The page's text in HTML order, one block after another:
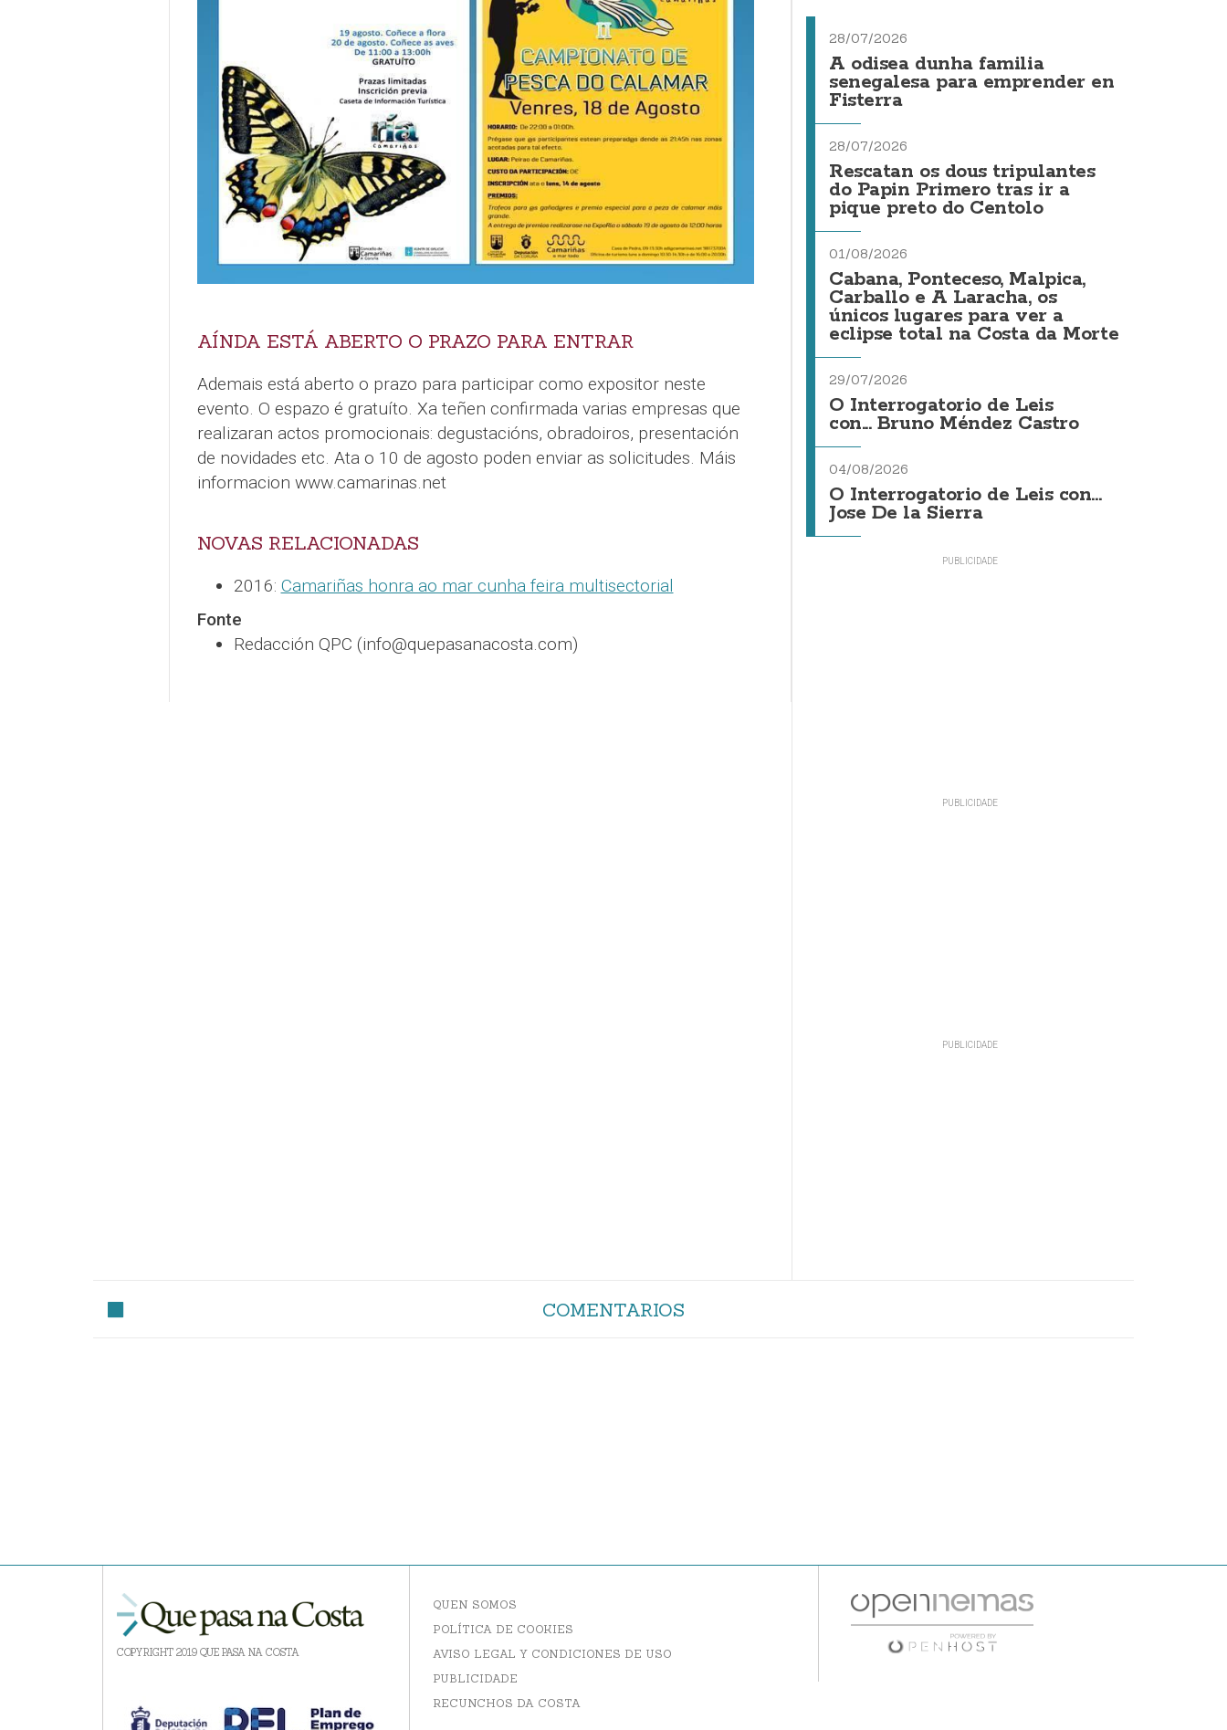
AÍNDA ESTÁ ABERTO O PRAZO PARA ENTRAR
Ademais está aberto o prazo para participar como expositor neste
evento. O espazo é gratuíto. Xa teñen confirmada varias empresas que
realizaran actos promocionais: degustacións, obradoiros, presentación
de novidades etc. Ata o 10 de agosto poden enviar as solicitudes. Máis
informacion www.camarinas.net
NOVAS RELACIONADAS
2016: Camariñas honra ao mar cunha feira multisectorial
Fonte
Redacción QPC (info@quepasanacosta.com)
28/07/2026
A odisea dunha familia
senegalesa para emprender en
Fisterra
28/07/2026
Rescatan os dous tripulantes
do Papin Primero tras ir a
pique preto do Centolo
01/08/2026
Cabana, Ponteceso, Malpica,
Carballo e A Laracha, os
únicos lugares para ver a
eclipse total na Costa da Morte
29/07/2026
O Interrogatorio de Leis
con... Bruno Méndez Castro
04/08/2026
O Interrogatorio de Leis con...
Jose De la Sierra
COMENTARIOS
COPYRIGHT 2019 QUE PASA NA COSTA
QUEN SOMOS
POLÍTICA DE COOKIES
AVISO LEGAL Y CONDICIONES DE USO
PUBLICIDADE
RECUNCHOS DA COSTA